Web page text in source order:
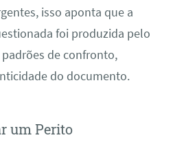
isso aponta que a
foi produzida pelo
de confronto,
do documento.
um Perito